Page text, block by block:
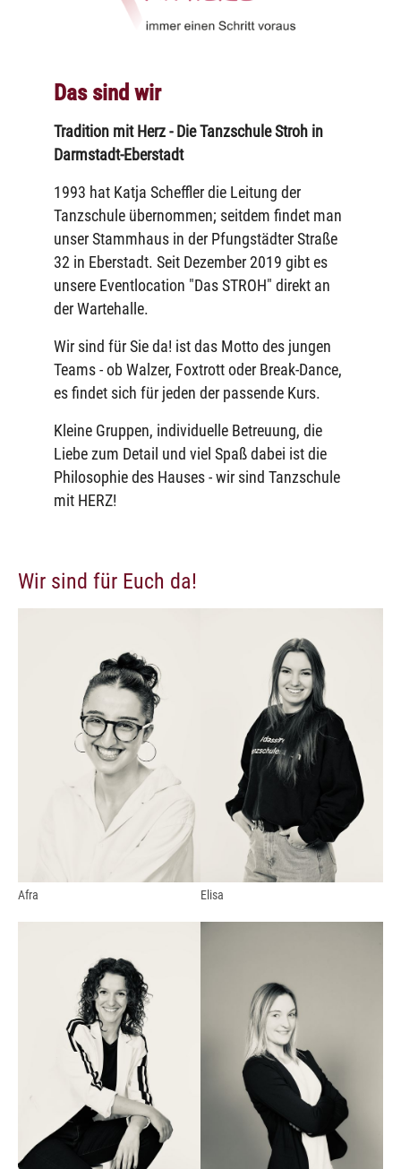
Das sind wir
Tradition mit Herz - Die Tanzschule Stroh in
Darmstadt-Eberstadt
1993 hat Katja Scheffler die Leitung der
Tanzschule übernommen; seitdem findet man
unser Stammhaus in der Pfungstädter Straße
32 in Eberstadt. Seit Dezember 2019 gibt es
unsere Eventlocation "Das STROH" direkt an
der Wartehalle.
Wir sind für Sie da! ist das Motto des jungen
Teams - ob Walzer, Foxtrott oder Break-Dance,
es findet sich für jeden der passende Kurs.
Kleine Gruppen, individuelle Betreuung, die
Liebe zum Detail und viel Spaß dabei ist die
Philosophie des Hauses - wir sind Tanzschule
mit HERZ!
Wir sind für Euch da!
Afra Elisa